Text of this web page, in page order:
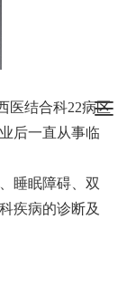
结合科22病区
后一直从事临
睡眠障碍、双
疾病的诊断及